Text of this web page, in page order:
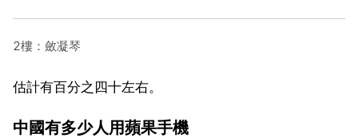
2樓：斂凝琴
估計有百分之四十左右。
中國有多少人用蘋果手機